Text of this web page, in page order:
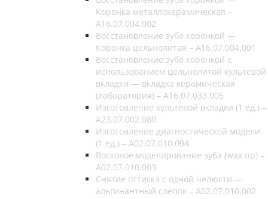
Коронка металлокерамическая –
A16.07.004.002
Восстановление зуба коронкой —
Коронка цельнолитая – A16.07.004.001
Восстановление зуба коронкой с
использованием цельнолитой культевой
вкладки — вкладка керамическая
(лаборатория) – A16.07.033.005
Изготовление культевой вкладки (1 ед.) –
A23.07.002.080
Изготовление диагностической модели
(1 ед.) – A02.07.010.004
Восковое моделирование зуба (wax up) –
A02.07.010.003
Снятие оттиска с одной челюсти —
альгинантный слепок – A02.07.010.002